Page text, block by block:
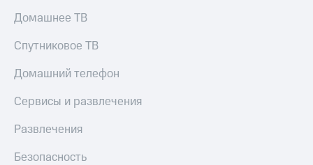
Домашнее ТВ
Спутниковое ТВ
Домашний телефон
Сервисы и развлечения
Развлечения
Безопасность